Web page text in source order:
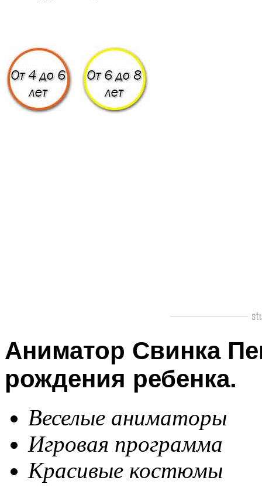
Аниматор Свинка
рождения ребенка.
Веселые аниматоры
Игровая программа
Красивые костюмы